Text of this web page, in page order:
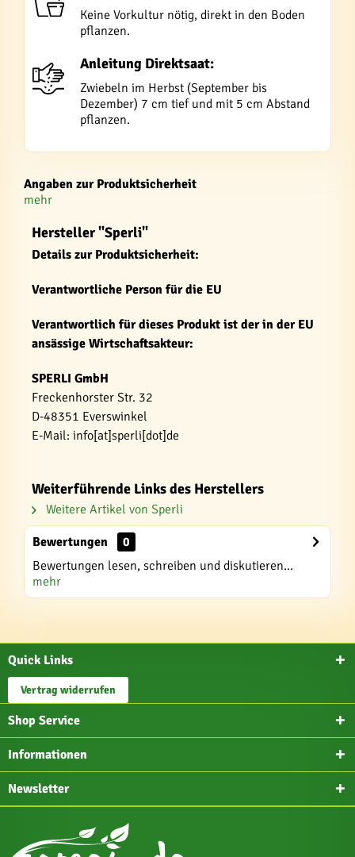
Keine Vorkultur nötig, direkt in den Boden
pflanzen.
Anleitung Direktsaat:
Zwiebeln im Herbst (September bis
Dezember) 7 cm tief und mit 5 cm Abstand
pflanzen.
Angaben zur Produktsicherheit
mehr
Hersteller "Sperli"
Details zur Produktsicherheit:
Verantwortliche Person für die EU
Verantwortlich für dieses Produkt ist der in der EU
ansässige Wirtschaftsakteur:
SPERLI GmbH
Freckenhorster Str. 32
D-48351 Everswinkel
E-Mail: info[at]sperli[dot]de
Weiterführende Links des Herstellers
Weitere Artikel von Sperli
Bewertungen
0
Bewertungen lesen, schreiben und diskutieren...
mehr
Quick Links
Vertrag widerrufen
Shop Service
Informationen
Newsletter